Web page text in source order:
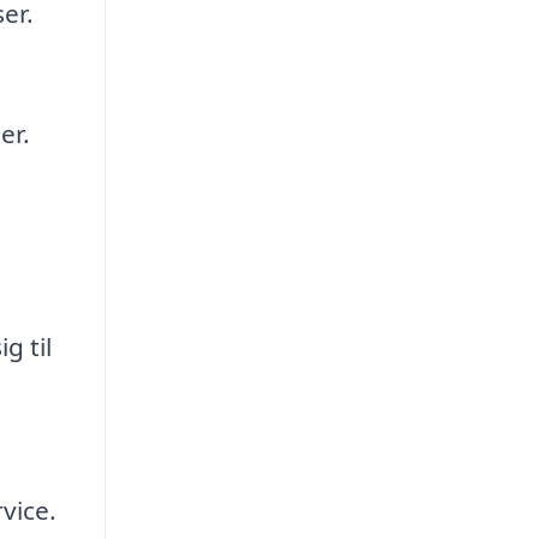
til